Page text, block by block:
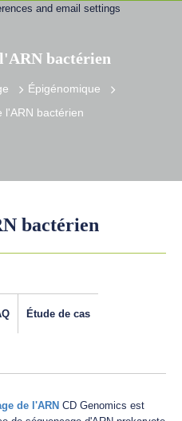
l'ARN bactérien
Épigénomique
l'ARN bactérien
bactérien
Étude de cas
de l'ARN CD Genomics est